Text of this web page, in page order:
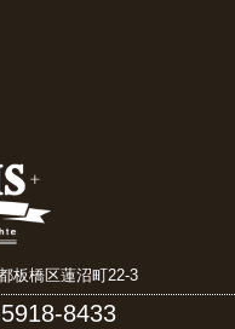
板橋区蓮沼町22-3
8433